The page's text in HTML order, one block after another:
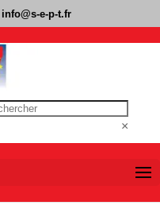
info@s-e-p-t.fr
×